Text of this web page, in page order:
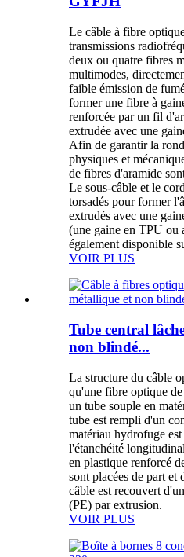
Le câble à fibre
transmissions
deux ou quatre fibres
multimodes,
faible émission de
former une fibre à
renforcée par un fil
extrudée avec une
Afin de garantir la
physiques et
de fibres d'aramide
Le sous-câble et le
torsadés pour former
extrudés avec une
(une gaine en TPU ou
également disponible
VOIR PLUS
Tube central
non blindé...
La structure du câble
qu'une fibre optique
un tube souple en
tube est rempli d'un
matériau hydrofuge
l'étanchéité
en plastique renforcé
sont placées de part et
câble est recouvert
(PE) par extrusion.
VOIR PLUS